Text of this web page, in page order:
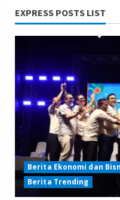
Berita Nasional
Sosialisasi
Kabupaten
Redaksi 01 August
Berita Hiburan
EXPRESS POSTS LIST
Berita Ekonomi dan
Berita Trending